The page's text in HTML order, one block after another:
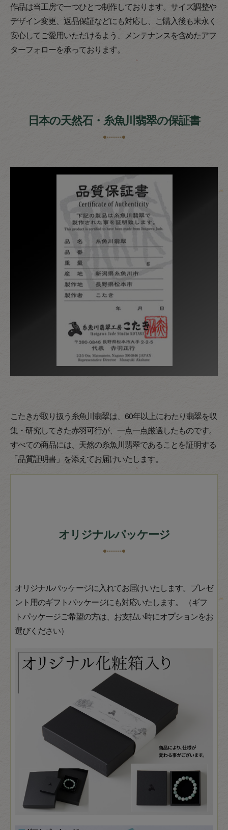
作品は当工房で一つひとつ制作しております。サイズ調整や
デザイン変更、返品保証などにも対応し、ご購入後も末永く
安心してご愛用いただけるよう、メンテナンスを含めたアフ
ターフォローを承っております。
日本の天然石・糸魚川翡翠の保証書
こたきが取り扱う糸魚川翡翠は、60年以上にわたり翡翠を収
集・研究してきた赤羽可行が、一点一点厳選したものです。
すべての商品には、天然の糸魚川翡翠であることを証明する
「品質証明書」を添えてお届けいたします。
オリジナルパッケージ
オリジナルパッケージに入れてお届けいたします。プレゼ
ント用のギフトパッケージにも対応いたします。 （ギフ
トパッケージご希望の方は、お支払い時にオプションをお
選びください）